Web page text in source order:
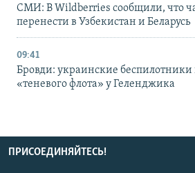
СМИ: В Wildberries сообщили, что
перенести в Узбекистан и Беларусь
09:41
Бровди: украинские беспилотники
«теневого флота» у Геленджика
ПРИСОЕДИНЯЙТЕСЬ!